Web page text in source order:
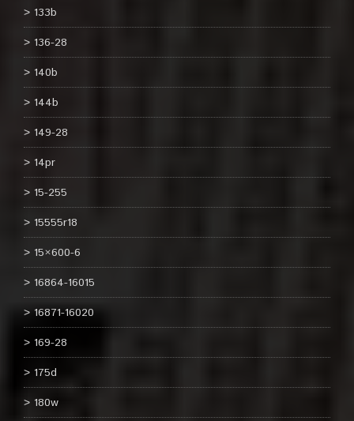
133b
136-28
140b
144b
149-28
14pr
15-255
15555r18
15×600-6
16864-16015
16871-16020
169-28
175d
180w